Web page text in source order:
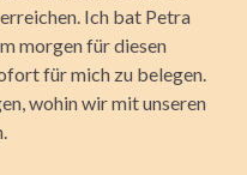
Ich bat Petra
morgen für diesen
für mich zu belegen.
wohin wir mit unseren